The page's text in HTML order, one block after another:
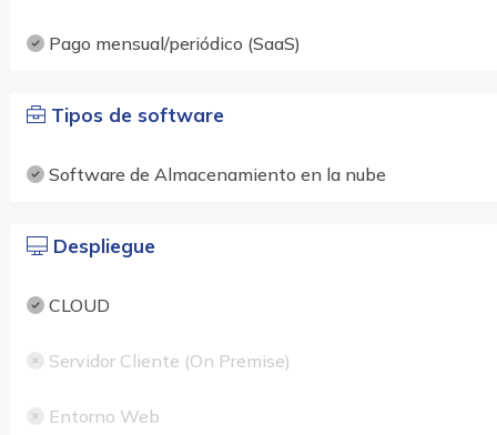
Pago mensual/periódico (SaaS)
Tipos de software
Software de Almacenamiento en la nube
Despliegue
CLOUD
Servidor Cliente (On Premise)
Entorno Web